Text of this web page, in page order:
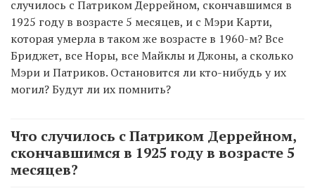
случилось с Патриком Деррейном, скончавшимся в
1925 году в возрасте 5 месяцев, и с Мэри Карти,
которая умерла в таком же возрасте в 1960-м? Все
Бриджет, все Норы, все Майклы и Джоны, а сколько
Мэри и Патриков. Остановится ли кто-нибудь у их
могил? Будут ли их помнить?
Что случилось с Патриком Деррейном,
скончавшимся в 1925 году в возрасте 5
месяцев?